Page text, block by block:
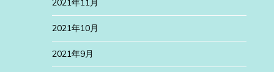
2021年11月
2021年10月
2021年9月